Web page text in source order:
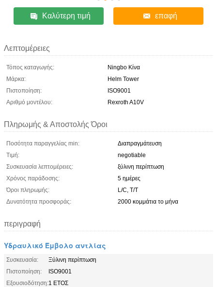
Καλύτερη τιμή επαφή
Λεπτομέρειες
Τόπος καταγωγής:
Ningbo Κίνα
Μάρκα:
Helm Tower
Πιστοποίηση:
ISO9001
Αριθμό μοντέλου:
Rexroth A10V
Πληρωμής & Αποστολής Όροι
Ποσότητα παραγγελίας min:
Διαπραγμάτευση
Τιμή:
negotiable
Συσκευασία λεπτομέρειες:
ξύλινη περίπτωση
Χρόνος παράδοσης:
5 ημέρες
Όροι πληρωμής:
L/C, T/T
Δυνατότητα προσφοράς:
2000 κομμάτια το μήνα
περιγραφή
Υδραυλικό Έμβολο αντλίας
Συσκευασία:
Ξύλινη περίπτωση
Πιστοποίηση:
ISO9001
Εξουσιοδότηση:1 ΕΤΟΣ